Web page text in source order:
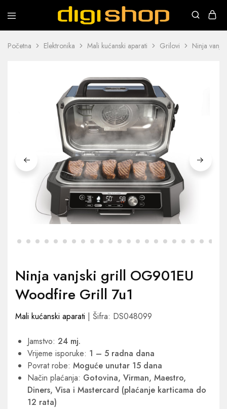
Digishop
Vaša
trgovina!
Početna Elektronika Mali kućanski aparati Grilovi Ninja
Ninja vanjski grill OG901EU
Woodfire Grill 7u1
Mali kućanski aparati | Šifra: DS048099
Jamstvo: 24 mj.
Vrijeme isporuke: 1 – 5 radna dana
Povrat robe: Moguće unutar 15 dana
Način plaćanja: Gotovina, Virman, Maestro,
Diners, Visa i Mastercard (plaćanje karticama do
12 rata)